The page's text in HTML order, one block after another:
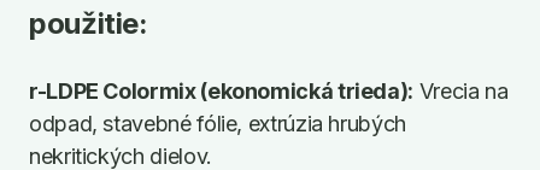
použitie:
r-LDPE Colormix (ekonomická trieda): Vrecia na
odpad, stavebné fólie, extrúzia hrubých
nekritických dielov.